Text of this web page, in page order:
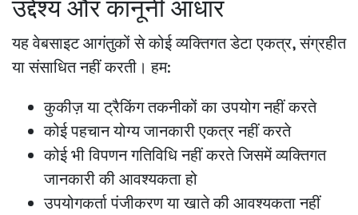
उद्देश्य और कानूनी आधार
यह वेबसाइट आगंतुकों से कोई व्यक्तिगत डेटा एकत्र, संग्रहीत
या संसाधित नहीं करती। हम:
कुकीज़ या ट्रैकिंग तकनीकों का उपयोग नहीं करते
कोई पहचान योग्य जानकारी एकत्र नहीं करते
कोई भी विपणन गतिविधि नहीं करते जिसमें व्यक्तिगत
जानकारी की आवश्यकता हो
उपयोगकर्ता पंजीकरण या खाते की आवश्यकता नहीं